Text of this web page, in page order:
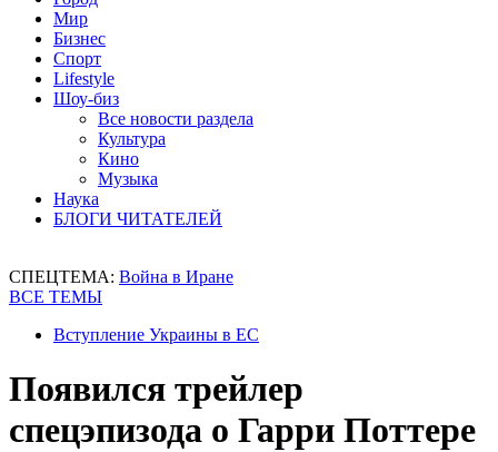
Мир
Бизнес
Спорт
Lifestyle
Шоу-биз
Все новости раздела
Культура
Кино
Музыка
Наука
БЛОГИ ЧИТАТЕЛЕЙ
СПЕЦТЕМА: Война в Иране
ВСЕ ТЕМЫ
Вступление Украины в ЕС
Появился трейлер
спецэпизода о Гарри Поттере